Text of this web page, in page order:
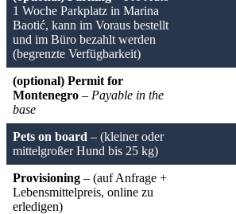
1 Woche Parkplatz in Marina
Baotić, kann im Voraus bestellt
und im Büro bezahlt werden
(begrenzte Verfügbarkeit)
(optional) Permit for
Montenegro – Payable in the
base
Pets on board – (kleiner oder
mittelgroßer Hund bis 25 kg)
Provisioning – (auf Anfrage +
Lebensmittelpreis, online zu
erledigen)